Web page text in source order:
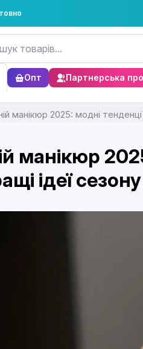
Опт Партнерська
манікюр 2025: модні
манікюр
ідеї сезону